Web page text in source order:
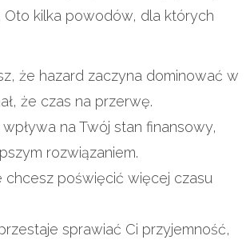
Oto kilka powodów, dla których
że hazard zaczyna dominować w
że czas na przerwę.
na Twój stan finansowy,
rozwiązaniem.
chcesz poświęcić więcej czasu
sprawiać Ci przyjemność,